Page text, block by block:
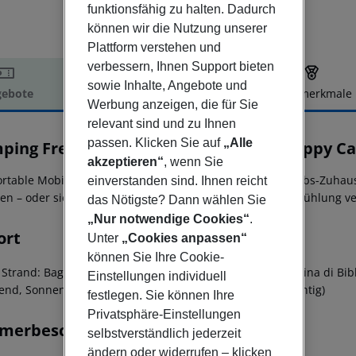
Hotelbeschreibung Hotelmerkmale
Free Beach - Mobile Homes by Happy
Mobilheime im Schatten der Pinien sind Ihr Urlaubs-
– oder sie nehmen ganz bequem den Shuttlebus. Abkühlung
Bagno Mojito, ca. 450 m - zum Ortszentrum: Marina di
Sonnenschirme (kostenpflichtig), Liegen (kostenpflichtig)
funktionsfähig zu halten. Dadurch
können wir die Nutzung unserer
Plattform verstehen und
verbessern, Ihnen Support bieten
sowie Inhalte, Angebote und
Werbung anzeigen, die für Sie
relevant sind und zu Ihnen
passen. Klicken Sie auf „Alle
akzeptieren“, wenn Sie
einverstanden sind. Ihnen reicht
das Nötigste? Dann wählen Sie
„Nur notwendige Cookies“.
Unter „Cookies anpassen“
können Sie Ihre Cookie-
Einstellungen individuell
festlegen. Sie können Ihre
Privatsphäre-Einstellungen
selbstverständlich jederzeit
ändern oder widerrufen – klicken